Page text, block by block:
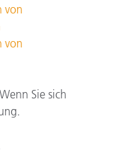
von
von
Sie sich